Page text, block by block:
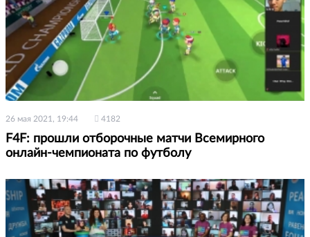
26 мая 2021, 19:44 4182
F4F: прошли отборочные матчи Всемирного
онлайн-чемпионата по футболу